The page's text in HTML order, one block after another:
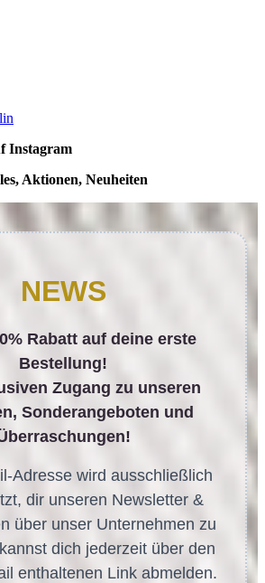
Instagram
Aktionen, Neuheiten
NEWS
Rabatt auf deine erste
Bestellung!
Zugang zu unseren
Sonderangeboten und
Adresse wird ausschließlich
dir unseren Newsletter &
über unser Unternehmen zu
dich jederzeit über den
enthaltenen Link abmelden.